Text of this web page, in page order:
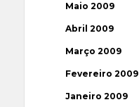
Maio 2009
Abril 2009
Março 2009
Fevereiro 2009
Janeiro 2009